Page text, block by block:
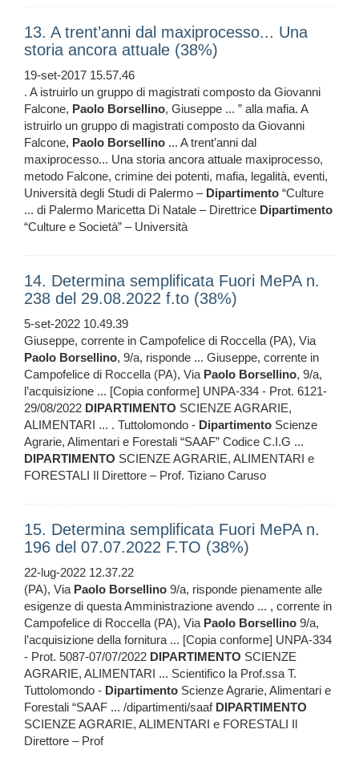
13. A trent’anni dal maxiprocesso... Una
storia ancora attuale (38%)
19-set-2017 15.57.46
. A istruirlo un gruppo di magistrati composto da Giovanni
Falcone, Paolo Borsellino, Giuseppe ... ” alla mafia. A
istruirlo un gruppo di magistrati composto da Giovanni
Falcone, Paolo Borsellino ... A trent’anni dal
maxiprocesso... Una storia ancora attuale maxiprocesso,
metodo Falcone, crimine dei potenti, mafia, legalità, eventi,
Università degli Studi di Palermo – Dipartimento “Culture
... di Palermo Maricetta Di Natale – Direttrice Dipartimento
“Culture e Società” – Università
14. Determina semplificata Fuori MePA n.
238 del 29.08.2022 f.to (38%)
5-set-2022 10.49.39
Giuseppe, corrente in Campofelice di Roccella (PA), Via
Paolo Borsellino, 9/a, risponde ... Giuseppe, corrente in
Campofelice di Roccella (PA), Via Paolo Borsellino, 9/a,
l’acquisizione ... [Copia conforme] UNPA-334 - Prot. 6121-
29/08/2022 DIPARTIMENTO SCIENZE AGRARIE,
ALIMENTARI ... . Tuttolomondo - Dipartimento Scienze
Agrarie, Alimentari e Forestali “SAAF” Codice C.I.G ...
DIPARTIMENTO SCIENZE AGRARIE, ALIMENTARI e
FORESTALI Il Direttore – Prof. Tiziano Caruso
15. Determina semplificata Fuori MePA n.
196 del 07.07.2022 F.TO (38%)
22-lug-2022 12.37.22
(PA), Via Paolo Borsellino 9/a, risponde pienamente alle
esigenze di questa Amministrazione avendo ... , corrente in
Campofelice di Roccella (PA), Via Paolo Borsellino 9/a,
l’acquisizione della fornitura ... [Copia conforme] UNPA-334
- Prot. 5087-07/07/2022 DIPARTIMENTO SCIENZE
AGRARIE, ALIMENTARI ... Scientifico la Prof.ssa T.
Tuttolomondo - Dipartimento Scienze Agrarie, Alimentari e
Forestali “SAAF ... /dipartimenti/saaf DIPARTIMENTO
SCIENZE AGRARIE, ALIMENTARI e FORESTALI Il
Direttore – Prof